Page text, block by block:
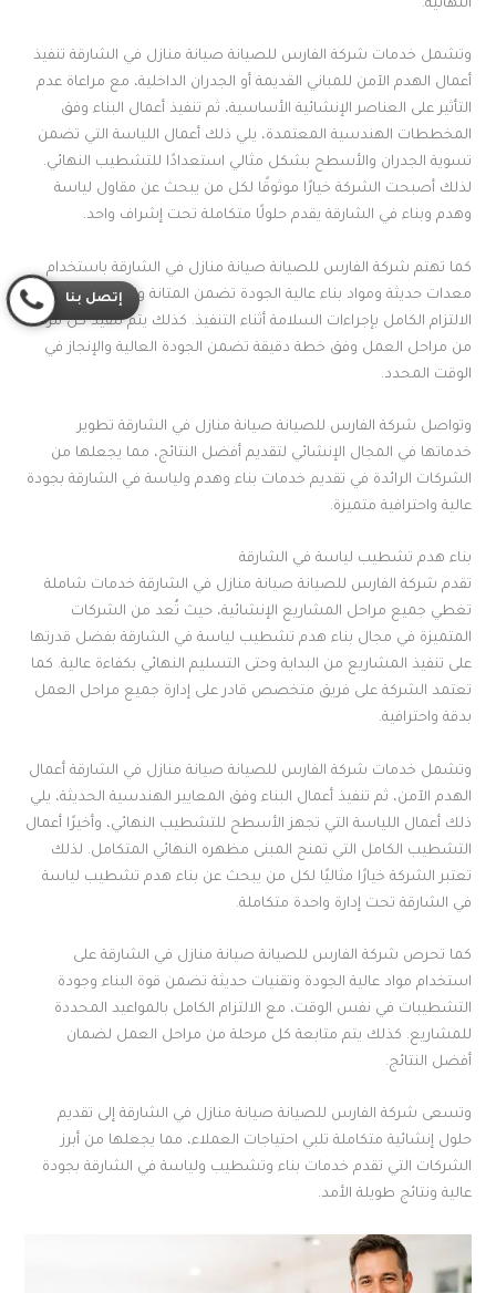
النهائية.
وتشمل خدمات شركة الفارس للصيانة صيانة منازل في الشارقة تنفيذ
أعمال الهدم الآمن للمباني القديمة أو الجدران الداخلية، مع مراعاة عدم
التأثير على العناصر الإنشائية الأساسية، ثم تنفيذ أعمال البناء وفق
المخططات الهندسية المعتمدة، يلي ذلك أعمال اللياسة التي تضمن
تسوية الجدران والأسطح بشكل مثالي استعدادًا للتشطيب النهائي.
لذلك أصبحت الشركة خيارًا موثوقًا لكل من يبحث عن مقاول لياسة
وهدم وبناء في الشارقة يقدم حلولًا متكاملة تحت إشراف واحد.
كما تهتم شركة الفارس للصيانة صيانة منازل في الشارقة باستخدام
معدات حديثة ومواد بناء عالية الجودة تضمن المتانة والاستدامة، مع
الالتزام الكامل بإجراءات السلامة أثناء التنفيذ. كذلك يتم تنفيذ كل مرحلة
من مراحل العمل وفق خطة دقيقة تضمن الجودة العالية والإنجاز في
الوقت المحدد.
وتواصل شركة الفارس للصيانة صيانة منازل في الشارقة تطوير
خدماتها في المجال الإنشائي لتقديم أفضل النتائج، مما يجعلها من
الشركات الرائدة في تقديم خدمات بناء وهدم ولياسة في الشارقة بجودة
عالية واحترافية متميزة.
بناء هدم تشطيب لياسة في الشارقة
تقدم شركة الفارس للصيانة صيانة منازل في الشارقة خدمات شاملة
تغطي جميع مراحل المشاريع الإنشائية، حيث تُعد من الشركات
المتميزة في مجال بناء هدم تشطيب لياسة في الشارقة بفضل قدرتها
على تنفيذ المشاريع من البداية وحتى التسليم النهائي بكفاءة عالية. كما
تعتمد الشركة على فريق متخصص قادر على إدارة جميع مراحل العمل
بدقة واحترافية.
وتشمل خدمات شركة الفارس للصيانة صيانة منازل في الشارقة أعمال
الهدم الآمن، ثم تنفيذ أعمال البناء وفق المعايير الهندسية الحديثة، يلي
ذلك أعمال اللياسة التي تجهز الأسطح للتشطيب النهائي، وأخيرًا أعمال
التشطيب الكامل التي تمنح المبنى مظهره النهائي المتكامل. لذلك
تعتبر الشركة خيارًا مثاليًا لكل من يبحث عن بناء هدم تشطيب لياسة
في الشارقة تحت إدارة واحدة متكاملة.
كما تحرص شركة الفارس للصيانة صيانة منازل في الشارقة على
استخدام مواد عالية الجودة وتقنيات حديثة تضمن قوة البناء وجودة
التشطيبات في نفس الوقت، مع الالتزام الكامل بالمواعيد المحددة
للمشاريع. كذلك يتم متابعة كل مرحلة من مراحل العمل لضمان
أفضل النتائج.
وتسعى شركة الفارس للصيانة صيانة منازل في الشارقة إلى تقديم
حلول إنشائية متكاملة تلبي احتياجات العملاء، مما يجعلها من أبرز
الشركات التي تقدم خدمات بناء وتشطيب ولياسة في الشارقة بجودة
عالية ونتائج طويلة الأمد.
إتصل بنا